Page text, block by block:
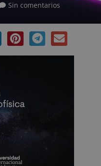
Sin comentarios